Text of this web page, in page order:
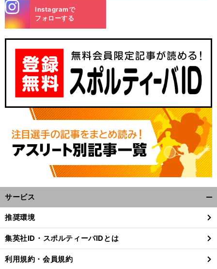
m
Instagramで
フォローする
サービス
閉
る
推奨環境
集英社ID・スポルティーバIDとは
利用規約・会員規約